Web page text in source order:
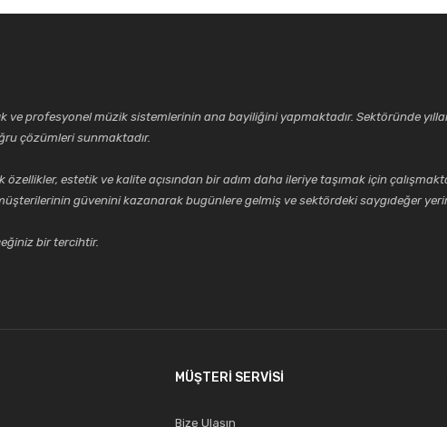
profesyonel müzik sistemlerinin ana bayiliğini yapmaktadır. Sektöründe
çözümleri sunmaktadır.
estetik ve kalite açısından bir adım daha ileriye taşımak için
güvenini kazanarak bugünlere gelmiş ve sektördeki saygıdeğer
bir tercihtir.
MÜŞTERİ SERVİSİ
Bize Ulaşın